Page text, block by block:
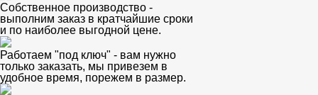
Собственное производство -
выполним заказ в кратчайшие сроки
и по наиболее выгодной цене.
Работаем "под ключ" - вам нужно
только заказать, мы привезем в
удобное время, порежем в размер.